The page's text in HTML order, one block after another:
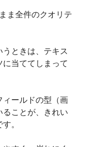
ま全件のクオリテ
ときは、テキス
に当ててしまって
ールドの型（画
ことが、きれい
。